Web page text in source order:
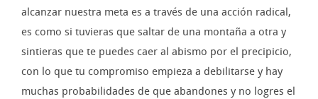
alcanzar nuestra meta es a través de una acción radical,
es como si tuvieras que saltar de una montaña a otra y
sintieras que te puedes caer al abismo por el precipicio,
con lo que tu compromiso empieza a debilitarse y hay
muchas probabilidades de que abandones y no logres el